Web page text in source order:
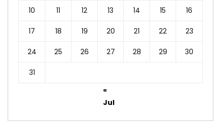
10 11 12 13 14 15 16
17 18 19 20 21 22 23
24 25 26 27 28 29 30
31
«
Jul